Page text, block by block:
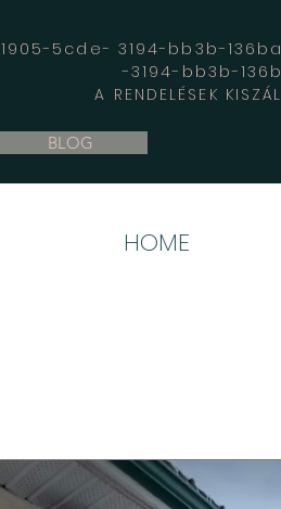
5cde- 3194-bb3b-
-3194-bb3b-
A RENDELÉSEK
BLOG
HOME